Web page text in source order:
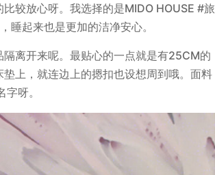
较放心呀。我选择的是MIDO HOUSE #旅
睡起来也是更加的洁净安心。
离开来呢。最贴心的一点就是有25CM的
上，就连边上的摁扣也设想周到哦。面料
呀。